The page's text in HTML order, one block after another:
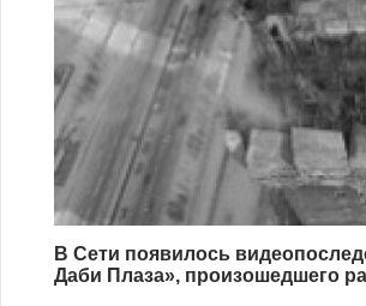
В Сети появилось
Даби Плаза», произошедшего